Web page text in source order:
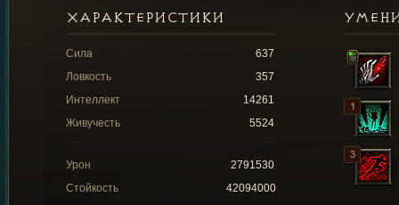
ХАРАКТЕРИСТИКИ
Сила
637
Ловкость
357
Интеллект
14261
Живучесть
5524
Урон
2791530
Стойкость
42094000